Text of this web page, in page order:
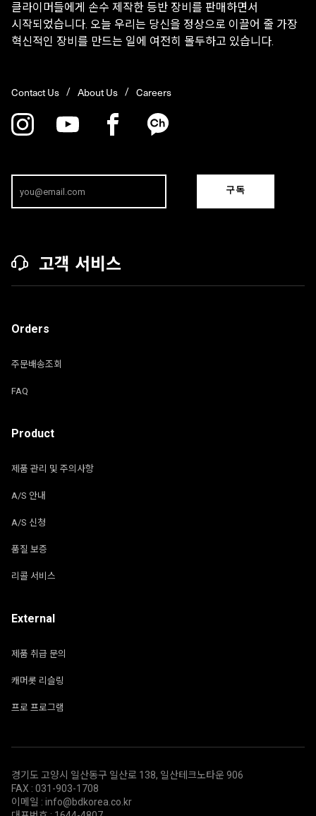
클라이머들에게 손수 제작한 등반 장비를 판매하면서
시작되었습니다. 오늘 우리는 당신을 정상으로 이끌어 줄 가장
혁신적인 장비를 만드는 일에 여전히 몰두하고 있습니다.
Contact Us About Us Careers
구독
고객 서비스
Orders
주문배송조회
FAQ
Product
제품 관리 및 주의사항
A/S 안내
A/S 신청
품질 보증
리콜 서비스
External
제품 취급 문의
캐머롯 리슬링
프로 프로그램
경기도 고양시 일산동구 일산로 138, 일산테크노타운 906
FAX : 031-903-1708
이메일 : info@bdkorea.co.kr